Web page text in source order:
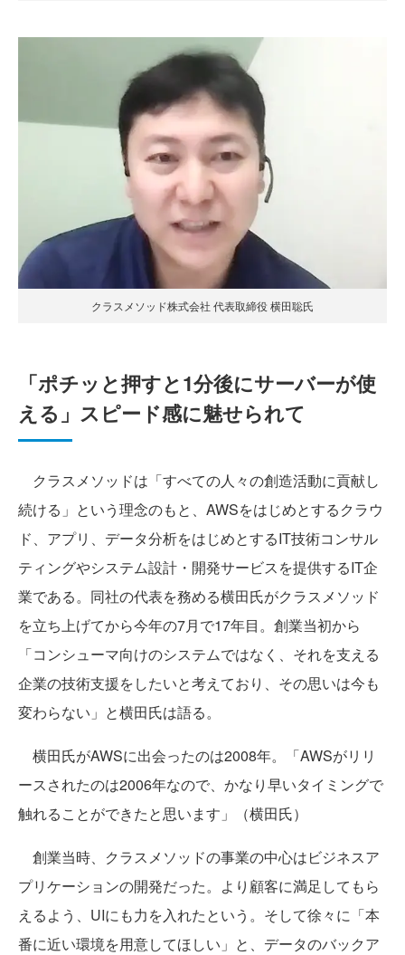
クラスメソッド株式会社 代表取締役 横田聡氏
「ポチッと押すと1分後にサーバーが使
える」スピード感に魅せられて
クラスメソッドは「すべての人々の創造活動に貢献し
続ける」という理念のもと、AWSをはじめとするクラウ
ド、アプリ、データ分析をはじめとするIT技術コンサル
ティングやシステム設計・開発サービスを提供するIT企
業である。同社の代表を務める横田氏がクラスメソッド
を立ち上げてから今年の7月で17年目。創業当初から
「コンシューマ向けのシステムではなく、それを支える
企業の技術支援をしたいと考えており、その思いは今も
変わらない」と横田氏は語る。
横田氏がAWSに出会ったのは2008年。「AWSがリリ
ースされたのは2006年なので、かなり早いタイミングで
触れることができたと思います」（横田氏）
創業当時、クラスメソッドの事業の中心はビジネスア
プリケーションの開発だった。より顧客に満足してもら
えるよう、UIにも力を入れたという。そして徐々に「本
番に近い環境を用意してほしい」と、データのバックア